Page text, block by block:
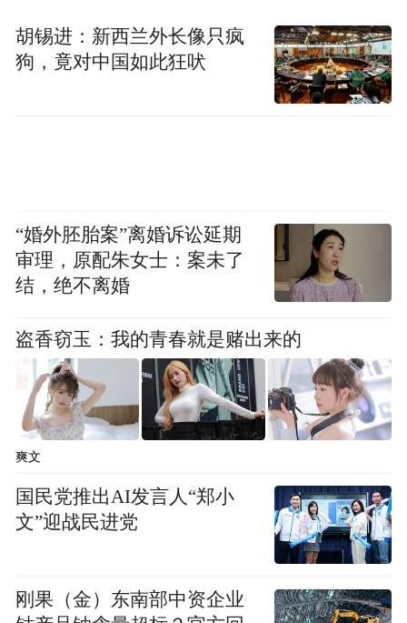
胡锡进：新西兰外长像只疯
狗，竟对中国如此狂吠
“婚外胚胎案”离婚诉讼延期
审理，原配朱女士：案未了
结，绝不离婚
盗香窃玉：我的青春就是赌出来的
爽文
国民党推出AI发言人“郑小
文”迎战民进党
刚果（金）东南部中资企业